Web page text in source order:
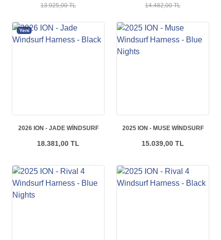
13.925,00 TL 14.482,00 TL
Yeni
2026 ION - JADE WINDSURF
18.381,00 TL
2025 ION - MUSE WINDSURF
15.039,00 TL